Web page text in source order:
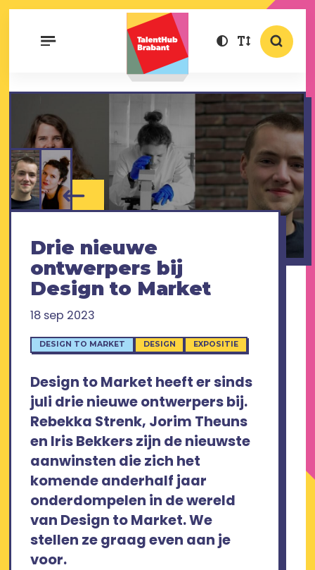
Drie nieuwe
ontwerpers bij
Design to Market
18 sep 2023
DESIGN TO MARKET DESIGN EXPOSITIE
Design to Market heeft er sinds
juli drie nieuwe ontwerpers bij.
Rebekka Strenk, Jorim Theuns
en Iris Bekkers zijn de nieuwste
aanwinsten die zich het
komende anderhalf jaar
onderdompelen in de wereld
van Design to Market. We
stellen ze graag even aan je
voor.